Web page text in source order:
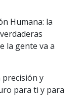
Humana: la
la gente va a
precisión y
para ti y para